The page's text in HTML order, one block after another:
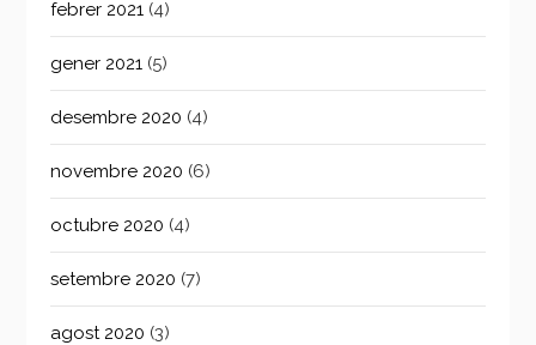
febrer 2021 (4)
gener 2021 (5)
desembre 2020 (4)
novembre 2020 (6)
octubre 2020 (4)
setembre 2020 (7)
agost 2020 (3)